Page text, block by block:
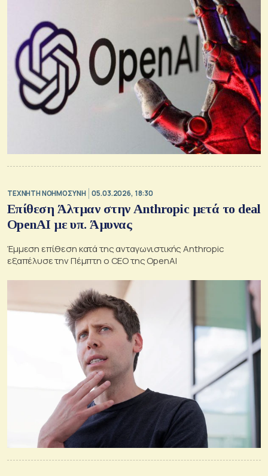
TΕΧΝΗΤΗ ΝΟΗΜΟΣΥΝΗ 05.03.2026, 18:30
Επίθεση Άλτμαν στην Anthropic μετά το deal
OpenAI με υπ. Άμυνας
Έμμεση επίθεση κατά της ανταγωνιστικής Anthropic
εξαπέλυσε την Πέμπτη ο CEO της OpenAI